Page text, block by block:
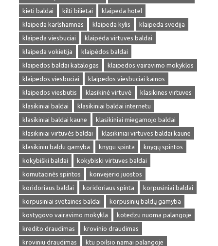
kieti baldai
kilti bilietai
klaipeda hotel
klaipeda karlshamnas
klaipeda kylis
klaipeda svedija
klaipeda viesbuciai
klaipėda virtuves baldai
klaipeda vokietija
klaipėdos baldai
klaipedos baldai katalogas
klaipedos vairavimo mokyklos
klaipedos viesbuciai
klaipedos viesbuciai kainos
klaipedos viesbutis
klasikinė virtuvė
klasikines virtuves
klasikiniai baldai
klasikiniai baldai internetu
klasikiniai baldai kaune
klasikiniai miegamojo baldai
klasikiniai virtuvės baldai
klasikiniai virtuves baldai kaune
klasikiniu baldu gamyba
knygu spinta
knygų spintos
kokybiški baldai
kokybiski virtuves baldai
komutacinės spintos
konvejerio juostos
koridoriaus baldai
koridoriaus spinta
korpusiniai baldai
korpusiniai svetaines baldai
korpusinių baldų gamyba
kostygovo vairavimo mokykla
kotedzu nuoma palangoje
kredito draudimas
krovinio draudimas
kroviniu draudimas
ktu poilsio namai palangoje